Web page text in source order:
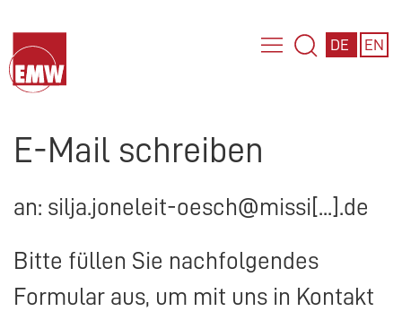
DE EN
E-Mail schreiben
an: silja.joneleit-oesch@missi[...].de
Bitte füllen Sie nachfolgendes
Formular aus, um mit uns in Kontakt